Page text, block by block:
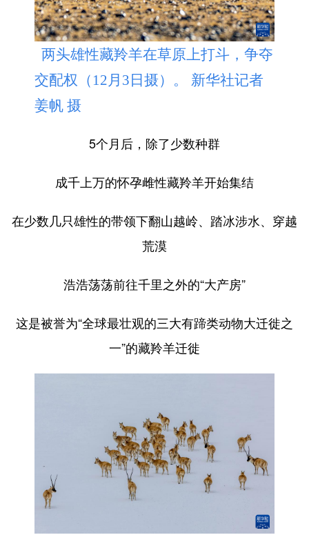
两头雄性藏羚羊在草原上打斗，争夺
交配权（12月3日摄）。 新华社记者
姜帆 摄
5个月后，除了少数种群
成千上万的怀孕雌性藏羚羊开始集结
在少数几只雄性的带领下翻山越岭、踏冰涉水、穿越
荒漠
浩浩荡荡前往千里之外的“大产房”
这是被誉为“全球最壮观的三大有蹄类动物大迁徙之
一”的藏羚羊迁徙